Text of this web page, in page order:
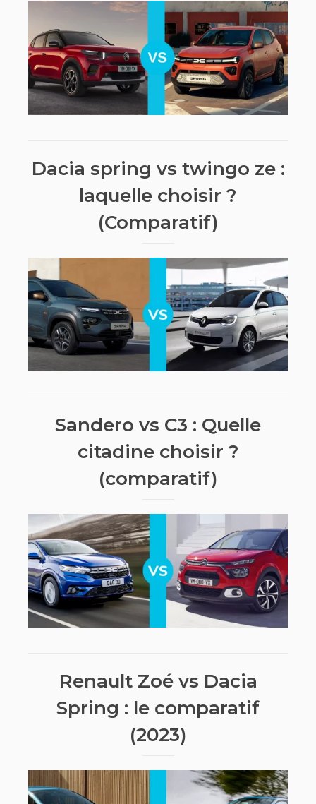
Dacia spring vs twingo ze :
laquelle choisir ?
(Comparatif)
Sandero vs C3 : Quelle
citadine choisir ?
(comparatif)
Renault Zoé vs Dacia
Spring : le comparatif
(2023)